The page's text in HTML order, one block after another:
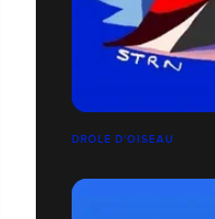
DRÔLE D'OISEAU